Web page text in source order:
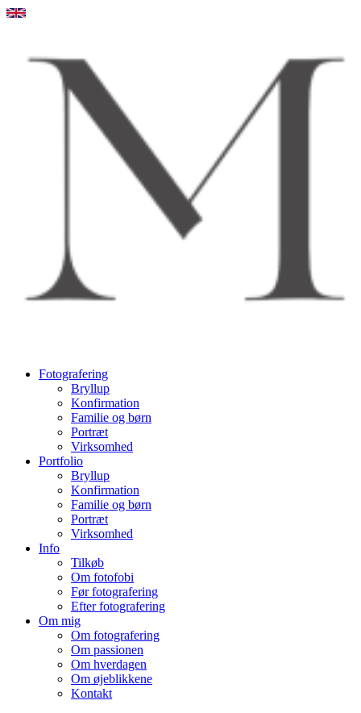
Videre
Fotografering
Bryllup
Konfirmation
Familie og børn
Portræt
Virksomhed
Portfolio
Bryllup
Konfirmation
Familie og børn
Portræt
Virksomhed
Info
Tilkøb
Om fotofobi
Før fotografering
Efter fotografering
Om mig
Om fotografering
Om passionen
Om hverdagen
Om øjeblikkene
Kontakt